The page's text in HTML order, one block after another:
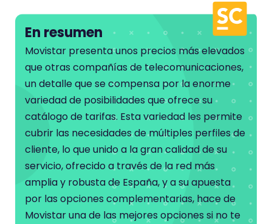
En resumen
Movistar presenta unos precios más elevados
que otras compañías de telecomunicaciones,
un detalle que se compensa por la enorme
variedad de posibilidades que ofrece su
catálogo de tarifas. Esta variedad les permite
cubrir las necesidades de múltiples perfiles de
cliente, lo que unido a la gran calidad de su
servicio, ofrecido a través de la red más
amplia y robusta de España, y a su apuesta
por las opciones complementarias, hace de
Movistar una de las mejores opciones si no te